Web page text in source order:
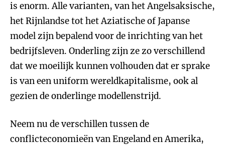
is enorm. Alle varianten, van het Angelsaksische,
het Rijnlandse tot het Aziatische of Japanse
model zijn bepalend voor de inrichting van het
bedrijfsleven. Onderling zijn ze zo verschillend
dat we moeilijk kunnen volhouden dat er sprake
is van een uniform wereldkapitalisme, ook al
gezien de onderlinge modellenstrijd.
Neem nu de verschillen tussen de
conflicteconomieën van Engeland en Amerika,